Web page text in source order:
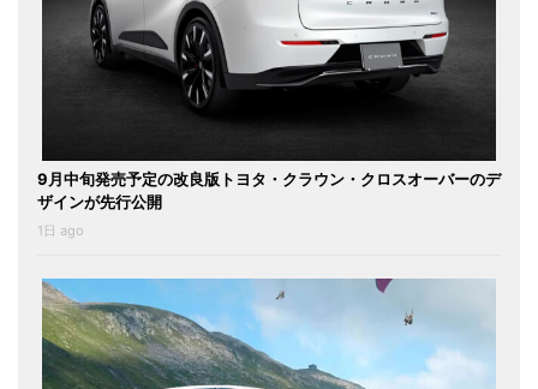
9月中旬発売予定の改良版トヨタ・クラウン・クロスオーバーのデ
ザインが先行公開
1日 ago